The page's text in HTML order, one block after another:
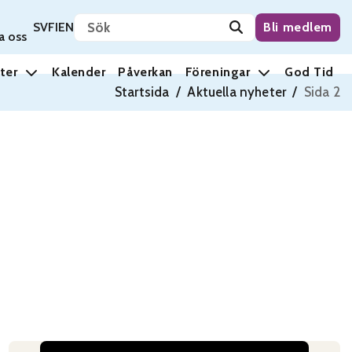
Startsida / Aktuella nyheter / Sida 2
oss
Svenska
SVSuomi
FIEnglish
ENSök på sidan Bli medlem
Kalender Påverkan Föreningar God Tid